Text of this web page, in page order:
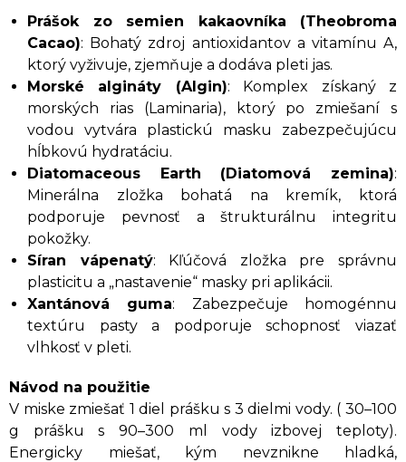
Prášok zo semien kakaovníka (Theobroma
Cacao): Bohatý zdroj antioxidantov a vitamínu A,
ktorý vyživuje, zjemňuje a dodáva pleti jas.
Morské algináty (Algin): Komplex získaný z
morských rias (Laminaria), ktorý po zmiešaní s
vodou vytvára plastickú masku zabezpečujúcu
hĺbkovú hydratáciu.
Diatomaceous Earth (Diatomová zemina):
Minerálna zložka bohatá na kremík, ktorá
podporuje pevnosť a štrukturálnu integritu
pokožky.
Síran vápenatý: Kľúčová zložka pre správnu
plasticitu a „nastavenie“ masky pri aplikácii.
Xantánová guma: Zabezpečuje homogénnu
textúru pasty a podporuje schopnosť viazať
vlhkosť v pleti.
Návod na použitie
V miske zmiešať 1 diel prášku s 3 dielmi vody. ( 30–100
g prášku s 90–300 ml vody izbovej teploty).
Energicky miešať, kým nevznikne hladká,